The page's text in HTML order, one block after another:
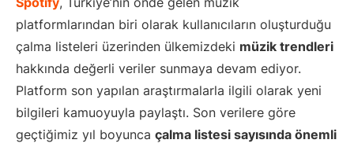
platformlarından biri olarak kullanıcıların oluşturduğu
çalma listeleri üzerinden ülkemizdeki müzik trendleri
hakkında değerli veriler sunmaya devam ediyor.
Platform son yapılan araştırmalarla ilgili olarak yeni
bilgileri kamuoyuyla paylaştı. Son verilere göre
geçtiğimiz yıl boyunca çalma listesi sayısında önemli